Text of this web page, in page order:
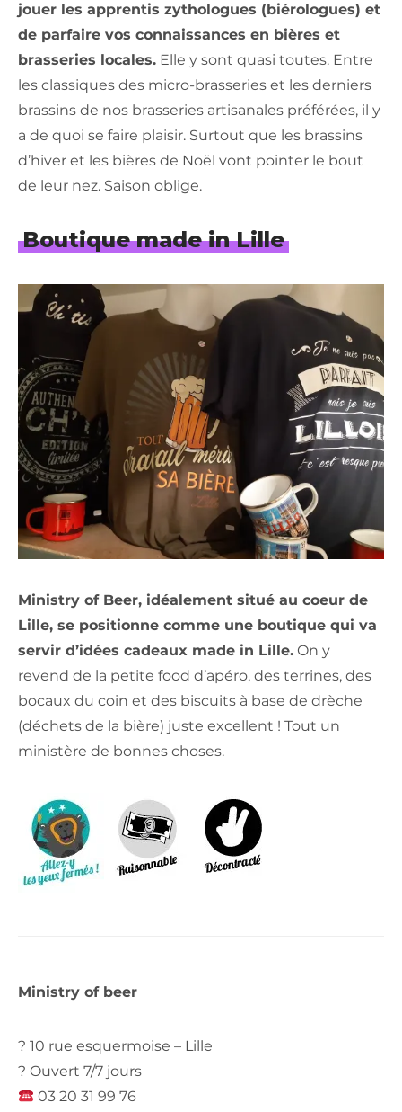
jouer les apprentis zythologues (biérologues) et
de parfaire vos connaissances en bières et
brasseries locales. Elle y sont quasi toutes. Entre
les classiques des micro-brasseries et les derniers
brassins de nos brasseries artisanales préférées, il y
a de quoi se faire plaisir. Surtout que les brassins
d’hiver et les bières de Noël vont pointer le bout
de leur nez. Saison oblige.
Boutique made in Lille
Ministry of Beer, idéalement situé au coeur de
Lille, se positionne comme une boutique qui va
servir d’idées cadeaux made in Lille. On y
revend de la petite food d’apéro, des terrines, des
bocaux du coin et des biscuits à base de drèche
(déchets de la bière) juste excellent ! Tout un
ministère de bonnes choses.
Ministry of beer
? 10 rue esquermoise – Lille
? Ouvert 7/7 jours
03 20 31 99 76